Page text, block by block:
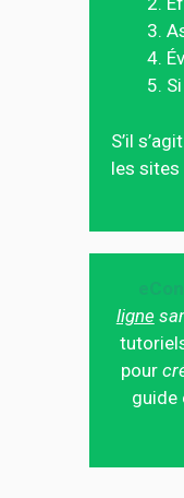
S’il
les sites
ligne
pour
guide